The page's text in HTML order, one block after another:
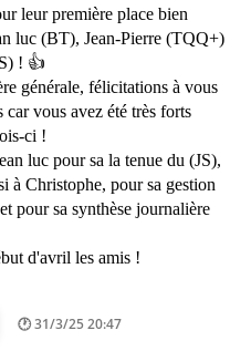
leur première place bien
luc (BT), Jean-Pierre (TQQ+)
! 👍
générale, félicitations à vous
car vous avez été très forts
ci !
luc pour sa la tenue du (JS),
à Christophe, pour sa gestion
pour sa synthèse journalière
d'avril les amis !
31/3/25 20:47